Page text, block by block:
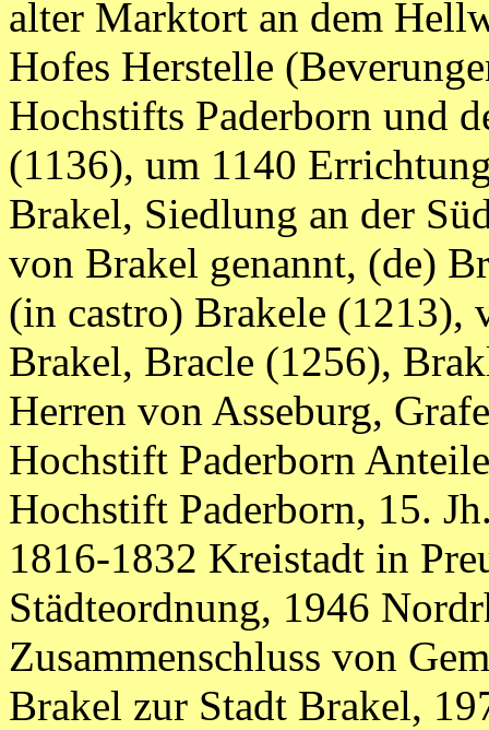
alter Marktort an dem
Hofes Herstelle
Hochstifts Paderborn und
(1136), um 1140
Brakel, Siedlung an der
von Brakel genannt, (de)
(in castro) Brakele (1213),
Brakel, Bracle (1256),
Herren von Asseburg,
Hochstift Paderborn
Hochstift Paderborn, 15.
1816-1832 Kreistadt in
Städteordnung, 1946
Zusammenschluss von
Brakel zur Stadt Brakel,